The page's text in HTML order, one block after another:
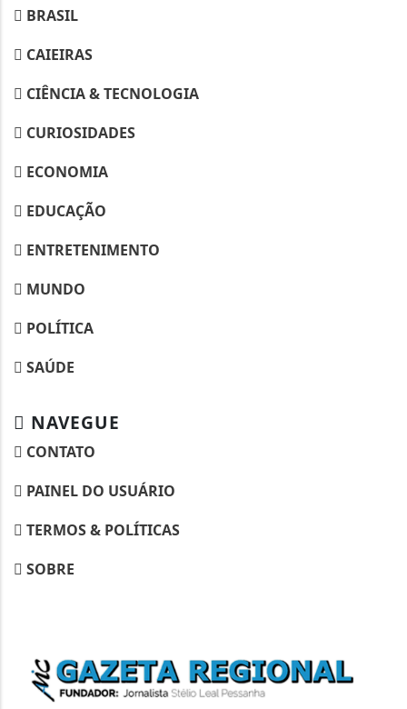
BRASIL
CAIEIRAS
CIÊNCIA & TECNOLOGIA
CURIOSIDADES
ECONOMIA
EDUCAÇÃO
ENTRETENIMENTO
MUNDO
POLÍTICA
SAÚDE
NAVEGUE
CONTATO
PAINEL DO USUÁRIO
TERMOS & POLÍTICAS
SOBRE